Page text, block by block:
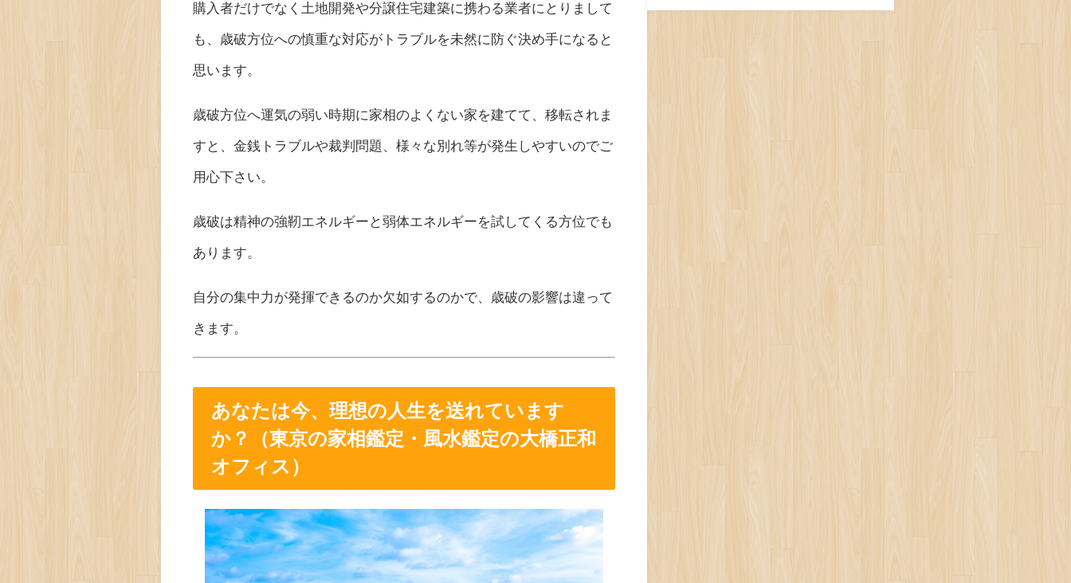
購入者だけでなく土地開発や分譲住宅建築に携わる業者にとりまして
も、歳破方位への慎重な対応がトラブルを未然に防ぐ決め手になると
思います。
歳破方位へ運気の弱い時期に家相のよくない家を建てて、移転されま
すと、金銭トラブルや裁判問題、様々な別れ等が発生しやすいのでご
用心下さい。
歳破は精神の強靭エネルギーと弱体エネルギーを試してくる方位でも
あります。
自分の集中力が発揮できるのか欠如するのかで、歳破の影響は違って
きます。
あなたは今、理想の人生を送れています
か？（東京の家相鑑定・風水鑑定の大橋正和
オフィス）